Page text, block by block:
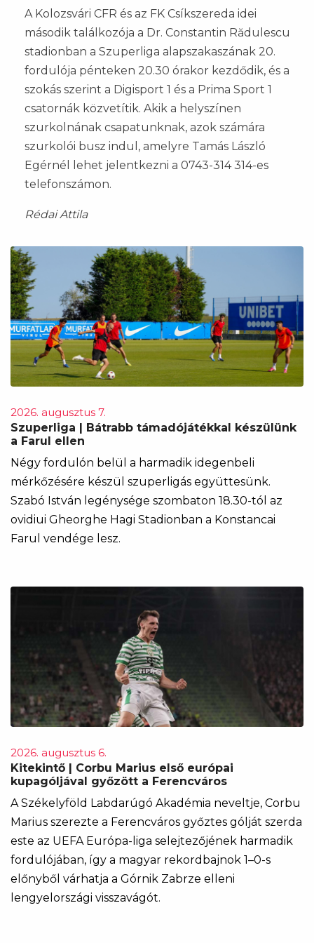
A Kolozsvári CFR és az FK Csíkszereda idei
második találkozója a Dr. Constantin Rădulescu
stadionban a Szuperliga alapszakaszának 20.
fordulója pénteken 20.30 órakor kezdődik, és a
szokás szerint a Digisport 1 és a Prima Sport 1
csatornák közvetítik. Akik a helyszínen
szurkolnának csapatunknak, azok számára
szurkolói busz indul, amelyre Tamás László
Egérnél lehet jelentkezni a 0743-314 314-es
telefonszámon.
Rédai Attila
2026. augusztus 7.
Szuperliga | Bátrabb támadójátékkal készülünk
a Farul ellen
Négy fordulón belül a harmadik idegenbeli
mérkőzésére készül szuperligás együttesünk.
Szabó István legénysége szombaton 18.30-tól az
ovidiui Gheorghe Hagi Stadionban a Konstancai
Farul vendége lesz.
2026. augusztus 6.
Kitekintő | Corbu Marius első európai
kupagóljával győzött a Ferencváros
A Székelyföld Labdarúgó Akadémia neveltje, Corbu
Marius szerezte a Ferencváros győztes gólját szerda
este az UEFA Európa-liga selejtezőjének harmadik
fordulójában, így a magyar rekordbajnok 1–0-s
előnyből várhatja a Górnik Zabrze elleni
lengyelországi visszavágót.